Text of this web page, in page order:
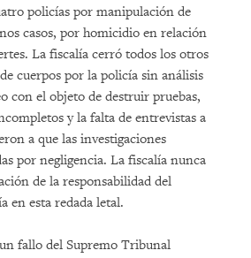
policías por manipulación de
casos, por homicidio en relación
La fiscalía cerró todos los otros
cuerpos por la policía sin análisis
con el objeto de destruir pruebas,
y la falta de entrevistas a
a que las investigaciones
por negligencia. La fiscalía nunca
de la responsabilidad del
en esta redada letal.
fallo del Supremo Tribunal